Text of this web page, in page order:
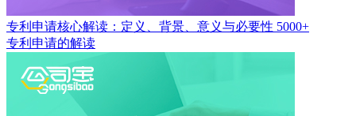
专利申请核心解读：定义、背景、意义与必要性 5000+
专利申请的解读